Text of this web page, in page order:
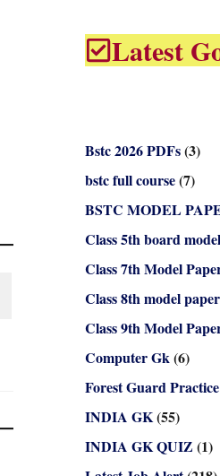
Latest
Bstc 2026 PDFs(3)
bstc full course(7)
BSTC MODEL
Class 5th board
Class 7th Model
Class 8th model
Class 9th Model
Computer Gk(6)
Forest Guard
INDIA GK(55)
INDIA GK QUIZ (1)